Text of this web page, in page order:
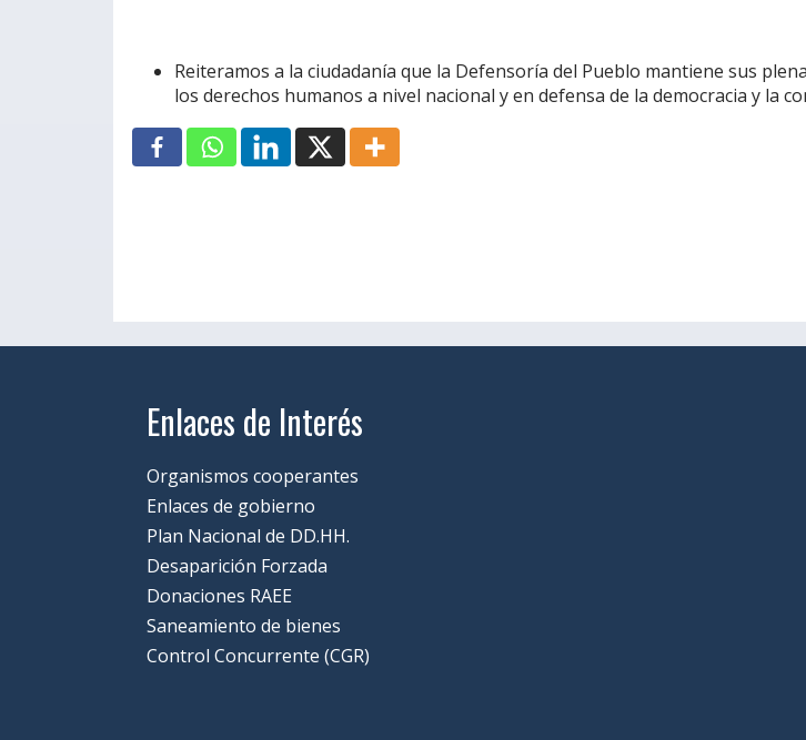
Reiteramos a la ciudadanía que la Defensoría del Pueblo mantiene sus
los derechos humanos a nivel nacional y en defensa de la democracia y la
Enlaces de Interés
Organismos cooperantes
Enlaces de gobierno
Plan Nacional de DD.HH.
Desaparición Forzada
Donaciones RAEE
Saneamiento de bienes
Control Concurrente (CGR)